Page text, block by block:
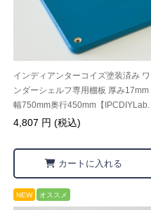
インディアンターコイズ塗装済み ワ
ンダーシェルフ専用棚板 厚み17mm
幅750mm奥行450mm【IPCDIYLab.
オリジナル】
4,807 円 (税込)
カートに入れる
NEW オススメ